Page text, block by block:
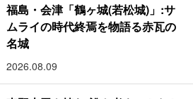
福島・会津「鶴ヶ城(若松城)」:サ
ムライの時代終焉を物語る赤瓦の
名城
2026.08.09